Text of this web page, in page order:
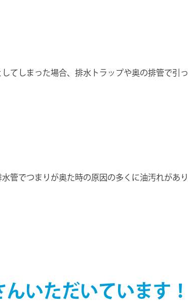
てしまった場合、排水トラップや奥の排管で引
管でつまりが奥た時の原因の多くに油汚れがあ
いただいています！